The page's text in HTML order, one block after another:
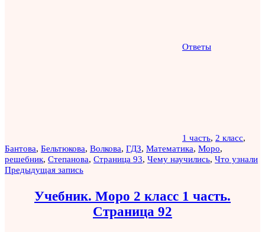
Ответы
1 часть, 2 класс,
Бантова, Бельтюкова, Волкова, ГДЗ, Математика, Моро,
решебник, Степанова, Страница 93, Чему научились, Что узнали
Навигация
записям
Предыдущая запись
Учебник. Моро 2 класс 1 часть.
Страница 92